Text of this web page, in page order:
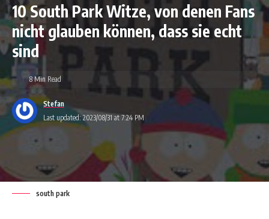
10 South Park Witze, von denen Fans
nicht glauben können, dass sie echt
sind
Last updated: 2023/08/31 at 7:24 PM
Stefan
8 Min Read
south park